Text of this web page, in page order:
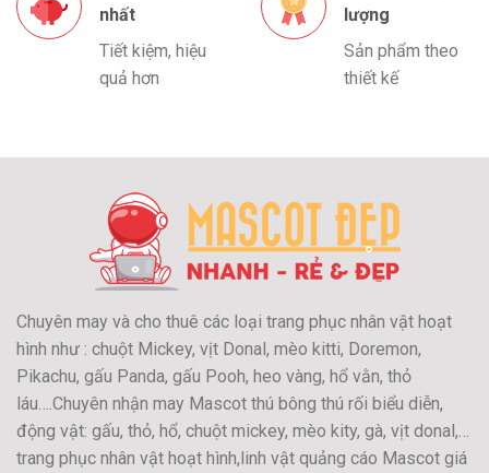
nhất
Tiết kiệm, hiệu
quả hơn
lượng
Sản phẩm theo
thiết kế
Chuyên may và cho thuê các loại trang phục nhân vật hoạt
hình như : chuột Mickey, vịt Donal, mèo kitti, Doremon,
Pikachu, gấu Panda, gấu Pooh, heo vàng, hổ vằn, thỏ
láu….Chuyên nhận may Mascot thú bông thú rối biểu diễn,
động vật: gấu, thỏ, hổ, chuột mickey, mèo kity, gà, vịt donal,…
trang phục nhân vật hoạt hình,linh vật quảng cáo Mascot giá